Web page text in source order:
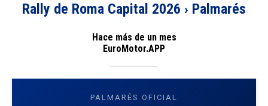
Rally de Roma Capital 2026 › Palmarés
Hace más de un mes
EuroMotor.APP
PALMARÉS OFICIAL